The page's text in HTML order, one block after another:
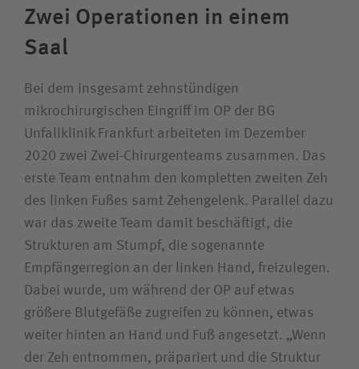
Zwei Operationen in einem
Saal
Bei dem insgesamt zehnstündigen
mikrochirurgischen Eingriff im OP der BG
Unfallklinik Frankfurt arbeiteten im Dezember
2020 zwei Zwei-Chirurgenteams zusammen. Das
erste Team entnahm den kompletten zweiten Zeh
des linken Fußes samt Zehengelenk. Parallel dazu
war das zweite Team damit beschäftigt, die
Strukturen am Stumpf, die sogenannte
Empfängerregion an der linken Hand, freizulegen.
Dabei wurde, um während der OP auf etwas
größere Blutgefäße zugreifen zu können, etwas
weiter hinten an Hand und Fuß angesetzt. „Wenn
der Zeh entnommen, präpariert und die Struktur